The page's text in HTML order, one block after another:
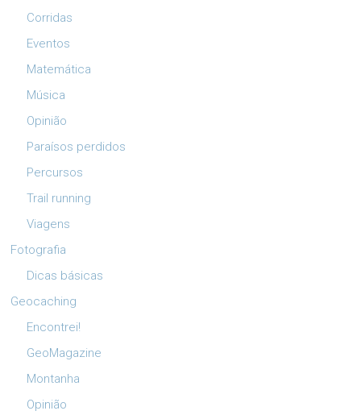
Corridas
Eventos
Matemática
Música
Opinião
Paraísos perdidos
Percursos
Trail running
Viagens
Fotografia
Dicas básicas
Geocaching
Encontrei!
GeoMagazine
Montanha
Opinião